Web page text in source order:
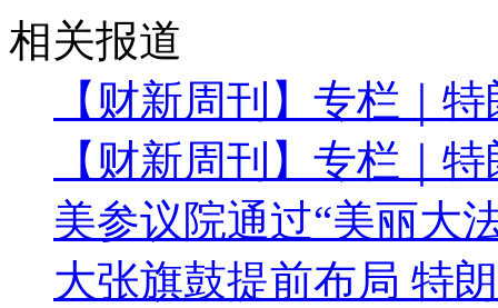
相关报道
【财新周刊】专栏｜
【财新周刊】专栏｜
美参议院通过“美丽大
大张旗鼓提前布局 特